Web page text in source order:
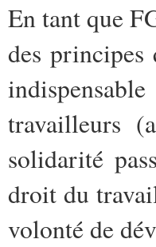
En tant que
des principes
travailleurs
solidarité
droit du
volonté de